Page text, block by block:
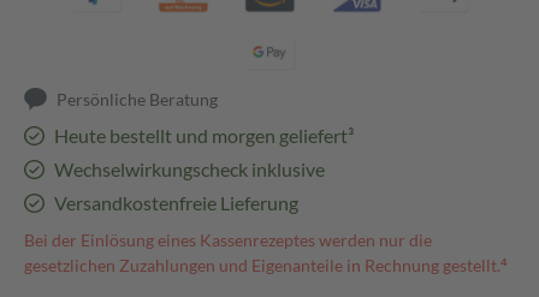
Persönliche Beratung
Heute bestellt und morgen geliefert³
Wechselwirkungscheck inklusive
Versandkostenfreie Lieferung
Bei der Einlösung eines Kassenrezeptes werden nur die
gesetzlichen Zuzahlungen und Eigenanteile in Rechnung gestellt.⁴